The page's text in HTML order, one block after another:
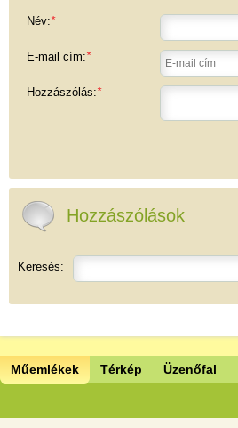
Név:*
E-mail cím:*
Hozzászólás:*
Hozzászólások
Keresés:
Műemlékek Térkép Üzenőfal